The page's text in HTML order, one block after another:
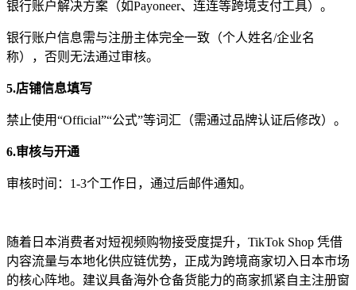
银行账户解决方案（如Payoneer、连连等跨境支付工具）。
银行账户信息需与注册主体完全一致（个人姓名/企业名
称），否则无法通过审核。
5.店铺信息填写
禁止使用“Official”“公式”等词汇（需通过品牌认证后修改）。
6.审核与开通
审核时间：1-3个工作日，通过后邮件通知。
随着日本消费者对短视频购物接受度提升，TikTok Shop 凭借
内容流量与本地化供应链优势，正成为跨境商家切入日本市场
的核心阵地。建议具备海外仓备货能力的商家抓紧自主注册窗